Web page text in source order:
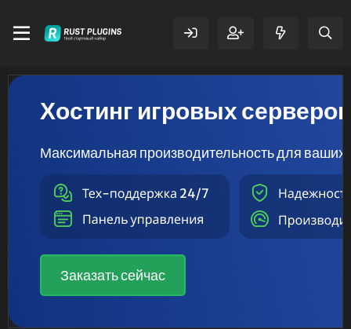
Хостинг игровых серверов
Максимальная производительность для ваших
Заказать сейчас